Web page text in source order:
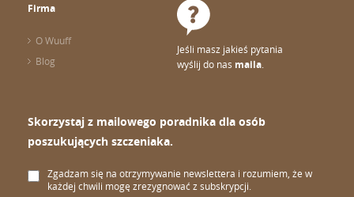
Firma
O Wuuff
Blog
Jeśli masz jakieś pytania
wyślij do nas maila
Skorzystaj z mailowego poradnika dla osób
poszukujących szczeniaka.
Zgadzam się na otrzymywanie newslettera i rozumiem, że w
każdej chwili mogę zrezygnować z subskrypcji.